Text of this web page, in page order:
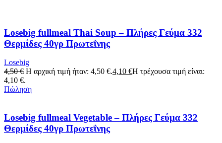
Losebig fullmeal Thai Soup – Πλήρες Γεύμα 332
Θερμίδες 40γρ Πρωτεΐνης
Losebig
4,50€ Η αρχική τιμή ήταν: 4,50 €.4,10 €Η τρέχουσα τιμή είναι:
4,10 €.
Πώληση
Losebig fullmeal Vegetable – Πλήρες Γεύμα 332
Θερμίδες 40γρ Πρωτεΐνης